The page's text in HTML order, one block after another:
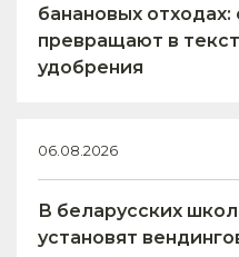
банановых
превращают в
удобрения
06.08.2026
В беларусских
установят